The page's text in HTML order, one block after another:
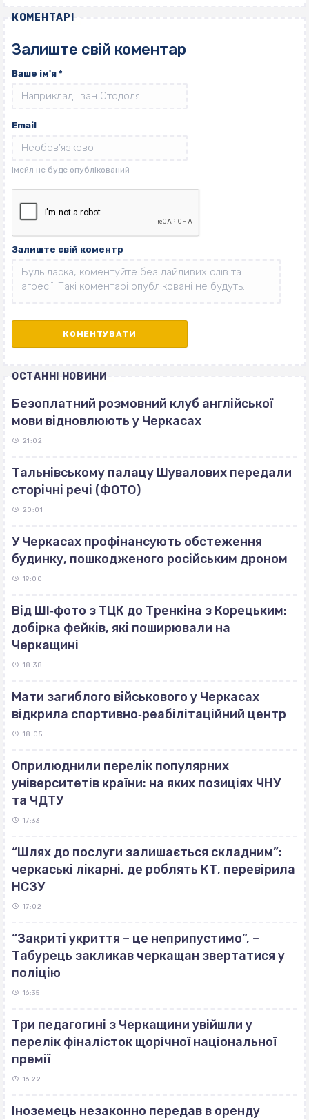
КОМЕНТАРІ
Залиште свій коментар
Ваше ім'я *
Email
Залиште свій коментр
ОСТАННІ НОВИНИ
Безоплатний розмовний клуб англійської
мови відновлюють у Черкасах
21:02
Тальнівському палацу Шувалових передали
сторічні речі (ФОТО)
20:01
У Черкасах профінансують обстеження
будинку, пошкодженого російським дроном
19:00
Від ШІ‐фото з ТЦК до Тренкіна з Корецьким:
добірка фейків, які поширювали на
Черкащині
18:38
Мати загиблого військового у Черкасах
відкрила спортивно‐реабілітаційний центр
18:05
Оприлюднили перелік популярних
університетів країни: на яких позиціях ЧНУ
та ЧДТУ
17:33
“Шлях до послуги залишається складним”:
черкаські лікарні, де роблять КТ, перевірила
НСЗУ
17:02
“Закриті укриття – це неприпустимо”, –
Табурець закликав черкащан звертатися у
поліцію
16:35
Три педагогині з Черкащини увійшли у
перелік фіналісток щорічної національної
премії
16:22
Іноземець незаконно передав в оренду